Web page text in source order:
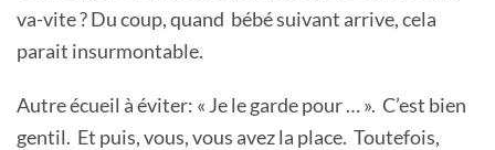
va-vite ? Du coup, quand bébé suivant arrive, cela
parait insurmontable.
Autre écueil à éviter: « Je le garde pour … ». C’est bien
gentil. Et puis, vous, vous avez la place. Toutefois,